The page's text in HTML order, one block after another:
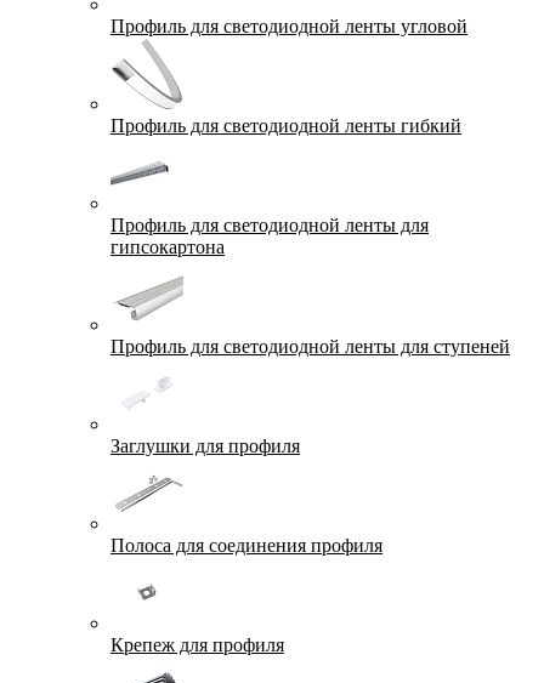
Профиль для светодиодной ленты угловой
Профиль для светодиодной ленты гибкий
Профиль для светодиодной ленты для
гипсокартона
Профиль для светодиодной ленты для ступеней
Заглушки для профиля
Полоса для соединения профиля
Крепеж для профиля